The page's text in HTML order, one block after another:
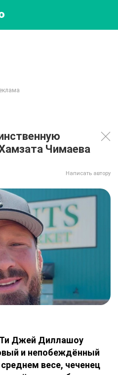
Чимаева
Написать автору
Джей Диллашоу
и непобеждённый
весе, чеченец